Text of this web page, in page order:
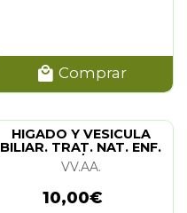
Comprar
HIGADO Y VESICULA
BILIAR. TRAT. NAT. ENF.
(N/E)
VV.AA.
10,00€